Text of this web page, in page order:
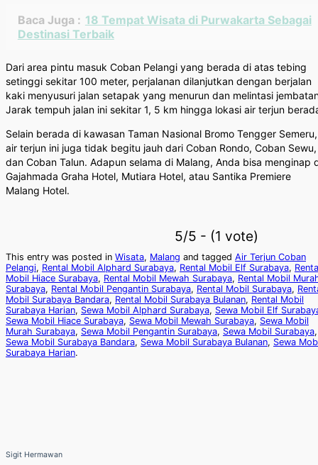
Baca Juga : 18 Tempat Wisata di Purwakarta Sebagai
Destinasi Terbaik
Dari area pintu masuk Coban Pelangi yang berada di atas tebing
setinggi sekitar 100 meter, perjalanan dilanjutkan dengan berjalan
kaki menyusuri jalan setapak yang menurun dan melintasi
Jarak tempuh jalan ini sekitar 1, 5 km hingga lokasi air terjun
Selain berada di kawasan Taman Nasional Bromo Tengger Semeru,
air terjun ini juga tidak begitu jauh dari Coban Rondo, Coban Sewu,
dan Coban Talun. Adapun selama di Malang, Anda bisa menginap
Gajahmada Graha Hotel, Mutiara Hotel, atau Santika Premiere
Malang Hotel.
5/5 - (1 vote)
This entry was posted in Wisata, Malang and tagged Air Terjun Coban
Pelangi, Rental Mobil Alphard Surabaya, Rental Mobil Elf Surabaya,
Mobil Hiace Surabaya, Rental Mobil Mewah Surabaya, Rental Mobil
Surabaya, Rental Mobil Pengantin Surabaya, Rental Mobil Surabaya,
Mobil Surabaya Bandara, Rental Mobil Surabaya Bulanan, Rental Mobil
Surabaya Harian, Sewa Mobil Alphard Surabaya, Sewa Mobil Elf
Sewa Mobil Hiace Surabaya, Sewa Mobil Mewah Surabaya, Sewa Mobil
Murah Surabaya, Sewa Mobil Pengantin Surabaya, Sewa Mobil Surabaya,
Sewa Mobil Surabaya Bandara, Sewa Mobil Surabaya Bulanan, Sewa
Surabaya Harian.
Sigit Hermawan